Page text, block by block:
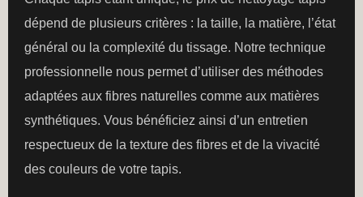
dépend de plusieurs critères : la taille, la matière, l’état
général ou la complexité du tissage. Notre technique
professionnelle nous permet d’utiliser des méthodes
adaptées aux fibres naturelles comme aux matières
synthétiques. Vous bénéficiez ainsi d’un entretien
respectueux de la texture des fibres et de la vivacité
des couleurs de votre tapis.